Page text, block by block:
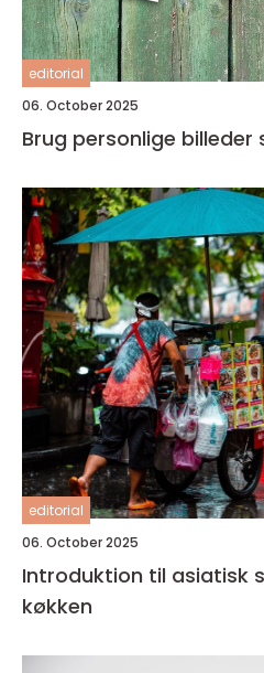
editorial
06. October 2025
Brug personlige
editorial
06. October 2025
Introduktion til asiatisk
køkken